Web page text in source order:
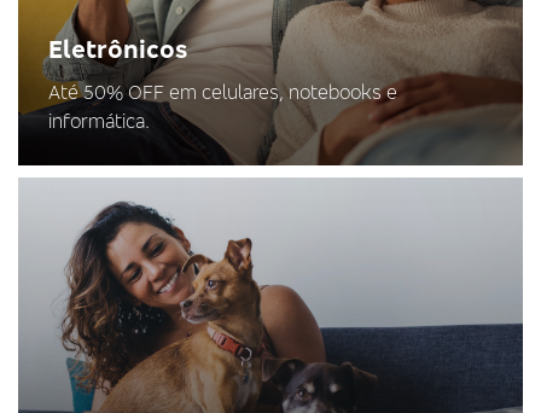
Eletrônicos
Até 50% OFF em celulares, notebooks e
informática.